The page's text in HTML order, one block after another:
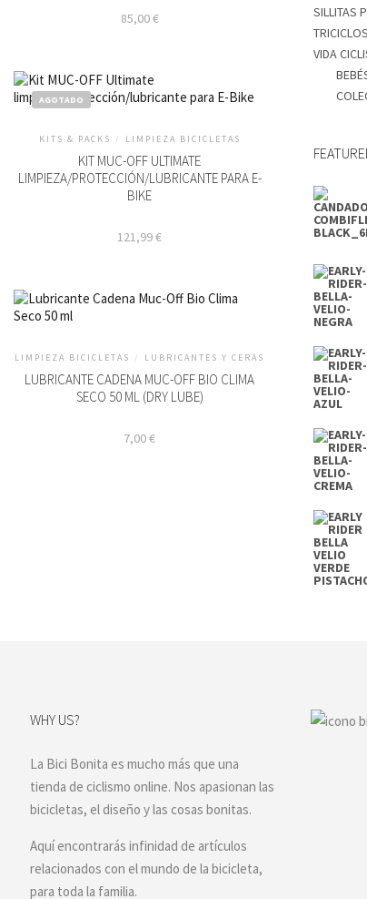
85,00€
AGOTADO
KITS & PACKS / LIMPIEZA BICICLETAS
KIT MUC-OFF ULTIMATE
LIMPIEZA/PROTECCIÓN/LUBRICANTE PARA E-
BIKE
121,99€
LIMPIEZA BICICLETAS / LUBRICANTES Y CERAS
LUBRICANTE CADENA MUC-OFF BIO CLIMA
SECO 50 ML (DRY LUBE)
7,00€
SILLITAS
VIDA
WHY US?
La Bici Bonita es mucho más que una
tienda de ciclismo online. Nos apasionan las
bicicletas, el diseño y las cosas bonitas.
Aquí encontrarás infinidad de artículos
relacionados con el mundo de la bicicleta,
para toda la familia.